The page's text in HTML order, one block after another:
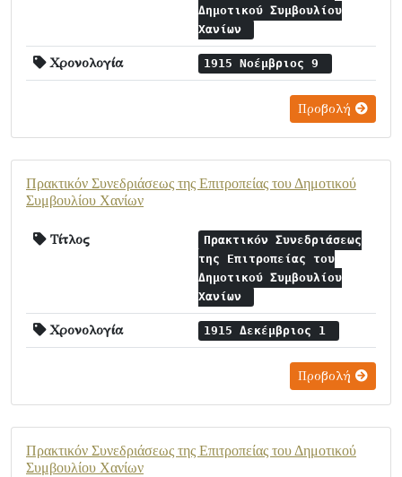
Δημοτικού Συμβουλίου
Χανίων
Χρονολογία 1915 Νοέμβριος 9
Προβολή
Πρακτικόν Συνεδριάσεως της Επιτροπείας του Δημοτικού
Συμβουλίου Χανίων
Τίτλος
Πρακτικόν Συνεδριάσεως
της Επιτροπείας του
Δημοτικού Συμβουλίου
Χανίων
Χρονολογία 1915 Δεκέμβριος 1
Προβολή
Πρακτικόν Συνεδριάσεως της Επιτροπείας του Δημοτικού
Συμβουλίου Χανίων